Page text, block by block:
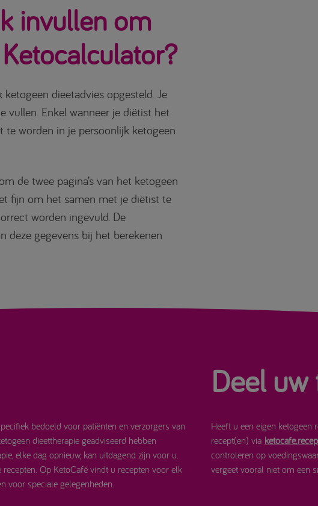
invullen om
dieetadvies opgesteld. Je
vullen. Enkel wanneer je diëtist het
te worden in je persoonlijk ketogeen
de twee pagina’s van het ketogeen
fijn om het samen met je diëtist te
worden ingevuld. De
deze gegevens bij het berekenen
bedoeld voor patiënten en verzorgers van
dieettherapie geadviseerd hebben
elke dag opnieuw, kan uitdagend zijn voor u.
Op KetoCafé vindt u recepten voor elk
voor speciale gelegenheden.
Deel
Heeft u een eigen
recept(en) via
controleren op
vergeet vooral niet om een